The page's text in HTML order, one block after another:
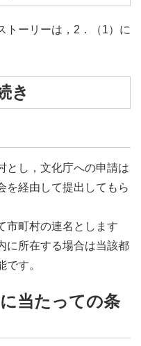
トーリーは，2．（1）に
き
とし，文化庁への申請は
を経由して提出してもら
市町村の連名とします
に所在する場合は当該都
す。
当たっての条